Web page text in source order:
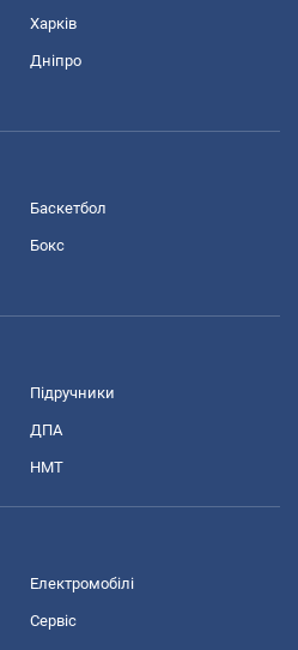
Харків
Дніпро
Баскетбол
Бокс
Підручники
ДПА
НМТ
Електромобілі
Сервіс